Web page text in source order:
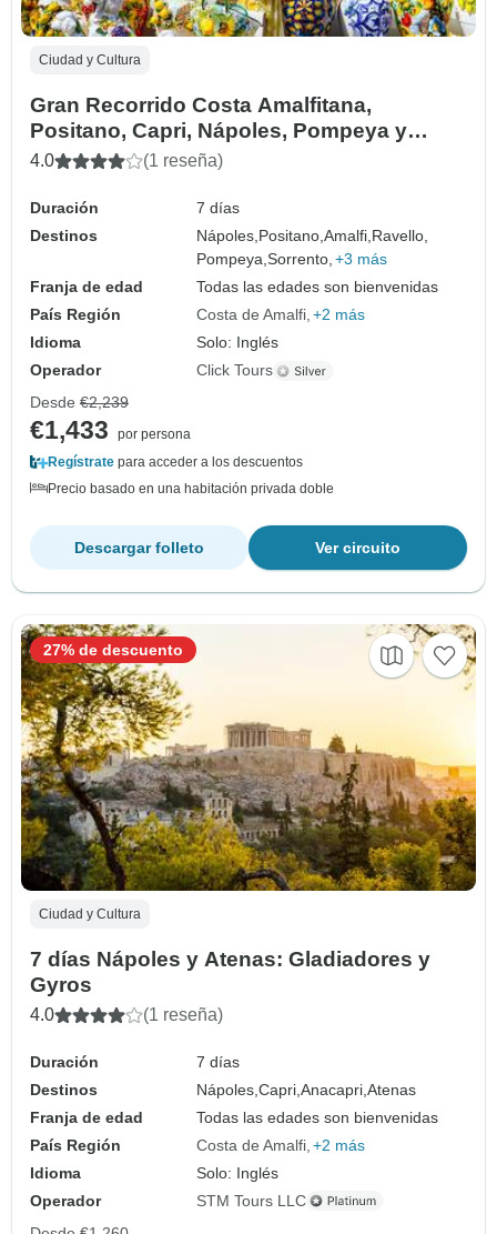
Ciudad y Cultura
Gran Recorrido Costa Amalfitana,
Positano, Capri, Nápoles, Pompeya y
Sorrento - 7 Días
4.0 (1 reseña)
Duración
7 días
Destinos
Nápoles,Positano,Amalfi,Ravello,
Pompeya,Sorrento, +3 más
Franja de edad
Todas las edades son bienvenidas
País Región
Costa de Amalfi +2 más
Idioma
Solo: Inglés
Operador
Click Tours
Desde €2,239
€1,433
por persona
Regístrate para acceder a los descuentos
Precio basado en una habitación privada doble
Ver circuito
Descargar folleto
Ciudad y Cultura
7 días Nápoles y Atenas: Gladiadores y
Gyros
4.0 (1 reseña)
Duración
7 días
Destinos
Nápoles,Capri,Anacapri,Atenas
Franja de edad
Todas las edades son bienvenidas
País Región
Costa de Amalfi +2 más
Idioma
Solo: Inglés
Operador
STM Tours LLC
27% de descuento